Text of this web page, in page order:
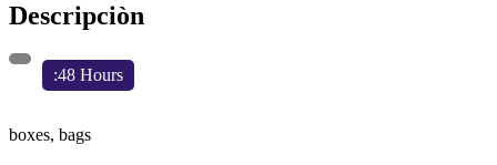
Descripciòn
:48 Hours
boxes, bags